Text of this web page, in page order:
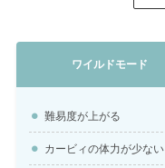
ワイルドモード
難易度が上がる
カービィの体力が少ない